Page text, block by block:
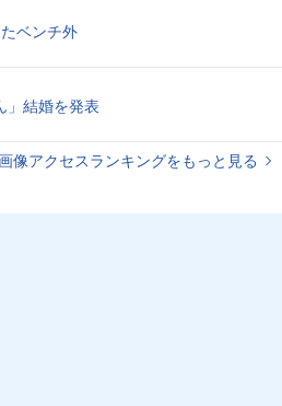
ベンチ外
」結婚を発表
像アクセスランキングをもっと見る